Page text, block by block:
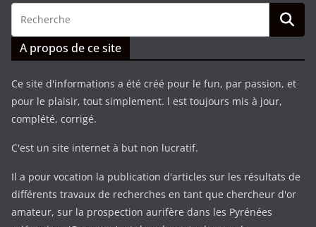
A propos de ce site
Ce site d'informations a été créé pour le fun, par passion, et
pour le plaisir, tout simplement. l est toujours mis à jour,
complété, corrigé.
C'est un site internet à but non lucratif.
Il a pour vocation la publication d'articles sur les résultats de
différents travaux de recherches en tant que chercheur d'or
amateur, sur la prospection aurifère dans les Pyrénées